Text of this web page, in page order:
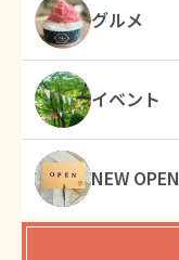
グルメ
イベント
NEW OPEN